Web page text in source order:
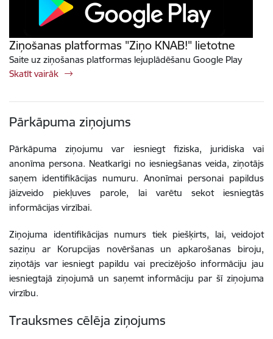
Ziņošanas platformas "Ziņo KNAB!" lietotne
Saite uz ziņošanas platformas lejuplādēšanu Google Play
Skatīt vairāk
Pārkāpuma ziņojums
Pārkāpuma ziņojumu var iesniegt fiziska, juridiska vai
anonīma persona. Neatkarīgi no iesniegšanas veida, ziņotājs
saņem identifikācijas numuru. Anonīmai personai papildus
jāizveido piekļuves parole, lai varētu sekot iesniegtās
informācijas virzībai.
Ziņojuma identifikācijas numurs tiek piešķirts, lai, veidojot
saziņu ar Korupcijas novēršanas un apkarošanas biroju,
ziņotājs var iesniegt papildu vai precizējošo informāciju jau
iesniegtajā ziņojumā un saņemt informāciju par šī ziņojuma
virzību.
Trauksmes cēlēja ziņojums